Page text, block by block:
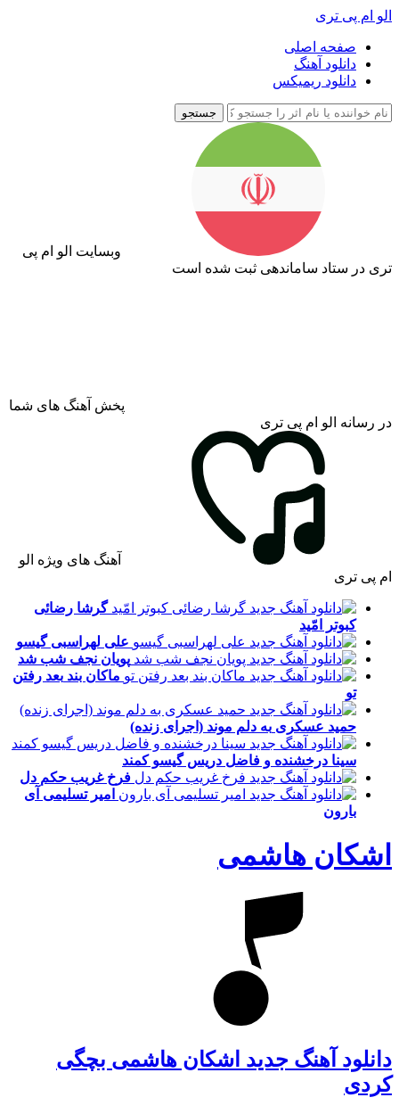
الو ام پی تری
صفحه اصلی
دانلود آهنگ
دانلود ریمیکس
جستجو
وبسایت الو ام پی
تری در ستاد ساماندهی ثبت شده است
پخش آهنگ های شما
در رسانه الو ام پی تری
آهنگ های ویژه الو
ام پی تری
گرشا رضائی
کبوتر امّید
علی لهراسبیگیسو
پویان نجف شب شد
ماکان بند بعد رفتن
تو
حمید عسکری به دلم موند (اجرای زنده)
سینا درخشنده و فاضل دریسگیسو کمند
فرخ غریب حکم دل
امیر تسلیمی آی
بارون
اشکان هاشمی
دانلود آهنگ جدید اشکان هاشمی بچگی
کردی